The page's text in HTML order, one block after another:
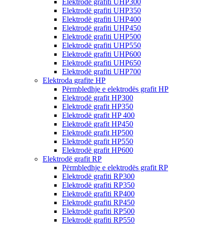
Elektrodë grafiti UHP300
Elektrodë grafiti UHP350
Elektrodë grafiti UHP400
Elektrodë grafiti UHP450
Elektrodë grafiti UHP500
Elektrodë grafiti UHP550
Elektrodë grafiti UHP600
Elektrodë grafiti UHP650
Elektrodë grafiti UHP700
Elektroda grafite HP
Përmbledhje e elektrodës grafit HP
Elektrodë grafit HP300
Elektrodë grafit HP350
Elektrodë grafit HP 400
Elektrodë grafit HP450
Elektrodë grafit HP500
Elektrodë grafit HP550
Elektrodë grafit HP600
Elektrodë grafit RP
Përmbledhje e elektrodës grafit RP
Elektrodë grafiti RP300
Elektrodë grafiti RP350
Elektrodë grafiti RP400
Elektrodë grafiti RP450
Elektrodë grafiti RP500
Elektrodë grafiti RP550